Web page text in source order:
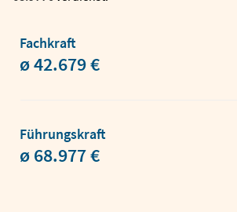
Fachkraft
ø 42.679 €
Führungskraft
ø 68.977 €